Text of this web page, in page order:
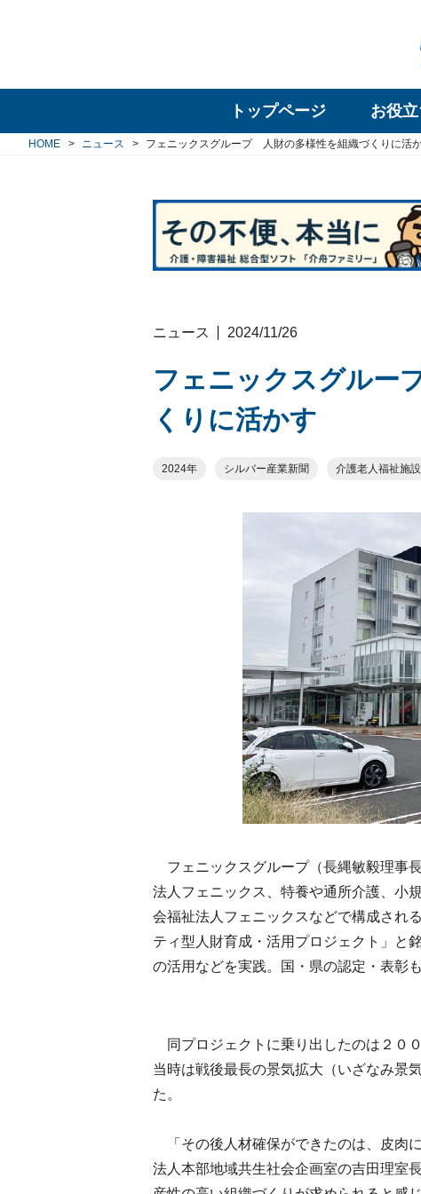
トップページ お役
HOME ニュース フェニックスグループ 人財の多様性を組織づくりに活
ニュース 2024/11/26
フェニックスグルー
くりに活かす
2024年 シルバー産業新聞 介護老人福祉施設
フェニックスグループ（長縄敏毅理事
法人フェニックス、特養や通所介護、小
会福祉法人フェニックスなどで構成され
ティ型人財育成・活用プロジェクト」と
の活用などを実践。国・県の認定・表彰
同プロジェクトに乗り出したのは２０
当時は戦後最長の景気拡大（いざなみ景
た。
「その後人材確保ができたのは、皮肉
法人本部地域共生社会企画室の吉田理室